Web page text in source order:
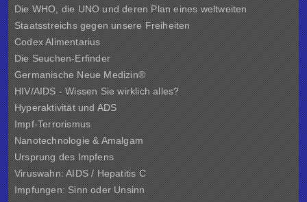
Die WHO, die UNO und deren Plan eines weltweiten
Staatsstreichs gegen unsere Freiheiten
Codex Alimentarius
Die Seuchen-Erfinder
Germanische Neue Medizin®
HIV/AIDS - Wissen Sie wirklich alles?
Hyperaktivität und ADS
Impf-Terrorismus
Nanotechnologie & Amalgam
Ursprung des Impfens
Viruswahn: AIDS / Hepatitis C
Impfungen: Sinn oder Unsinn